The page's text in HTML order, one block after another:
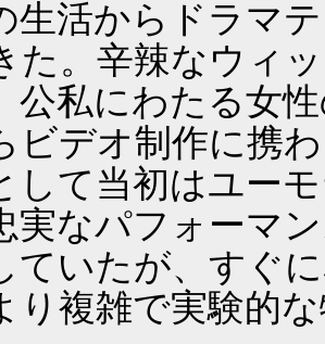
生活からドラマ
た。辛辣なウィ
公私にわたる女
ビデオ制作に携
して当初はユー
実なパフォーマ
ていたが、すぐ
り複雑で実験的